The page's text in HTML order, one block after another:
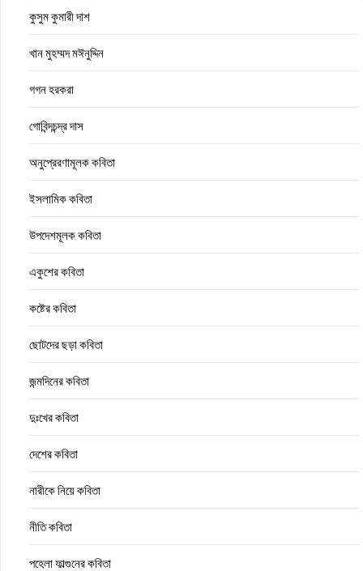
কুসুম কুমারী দাশ
খান মুহম্মদ মঈনুদ্দিন
গগন হরকরা
গোবিন্দচন্দ্র দাস
অনুপ্রেরণামূলক কবিতা
ইসলামিক কবিতা
উপদেশমূলক কবিতা
একুশের কবিতা
কষ্টের কবিতা
ছোটদের ছড়া কবিতা
জন্মদিনের কবিতা
দুঃখের কবিতা
দেশের কবিতা
নারীকে নিয়ে কবিতা
নীতি কবিতা
পহেলা ফাল্গুনের কবিতা